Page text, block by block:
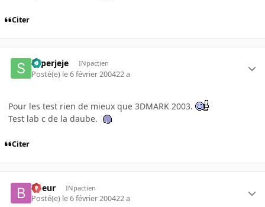
Citer
superjeje INpactien
Posté(e) le 6 février 200422 a
Pour les test rien de mieux que 3DMARK 2003.
Test lab c de la daube.
Citer
boeur INpactien
Posté(e) le 6 février 200422 a